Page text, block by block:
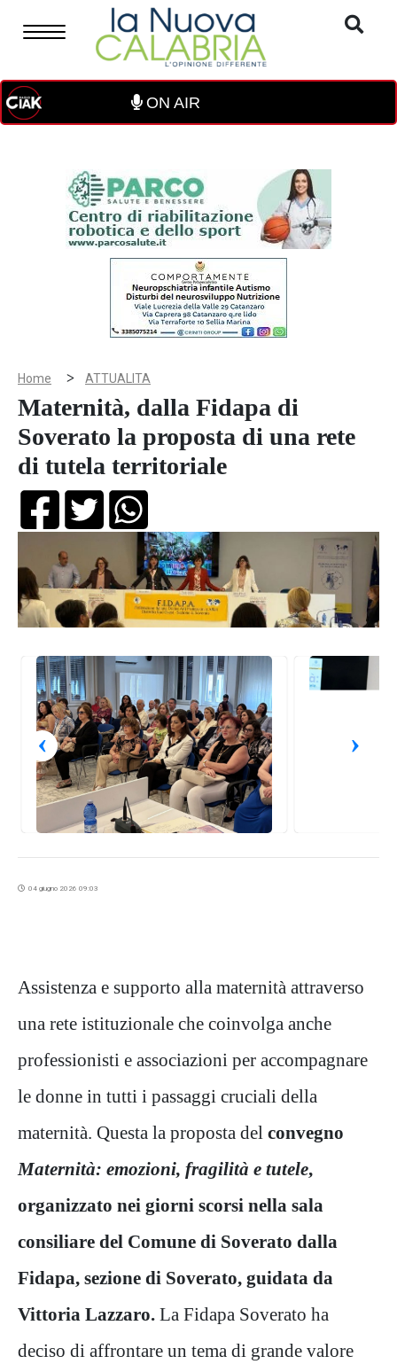
ON AIR
Home > ATTUALITA
Maternità, dalla Fidapa di
Soverato la proposta di una rete
di tutela territoriale
‹ ›
04 giugno 2026 09:03
Assistenza e supporto alla maternità attraverso
una rete istituzionale che coinvolga anche
professionisti e associazioni per accompagnare
le donne in tutti i passaggi cruciali della
maternità. Questa la proposta del convegno
Maternità: emozioni, fragilità e tutele,
organizzato nei giorni scorsi nella sala
consiliare del Comune di Soverato dalla
Fidapa, sezione di Soverato, guidata da
Vittoria Lazzaro. La Fidapa Soverato ha
deciso di affrontare un tema di grande valore